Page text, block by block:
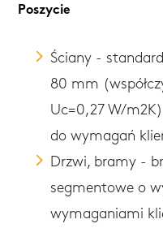
Poszycie
Ściany -
80 mm
Uc=0,27 W/
do wymagań
Drzwi, bramy -
segmentowe o
wymaganiami